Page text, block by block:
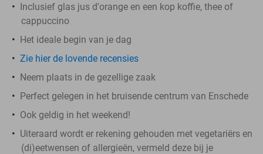
Inclusief glas jus d'orange en een kop koffie, thee of
cappuccino
Het ideale begin van je dag
Zie hier de lovende recensies
Neem plaats in de gezellige zaak
Perfect gelegen in het bruisende centrum van Enschede
Ook geldig in het weekend!
Uiteraard wordt er rekening gehouden met vegetariërs en
(di)eetwensen of allergieën, vermeld deze bij je